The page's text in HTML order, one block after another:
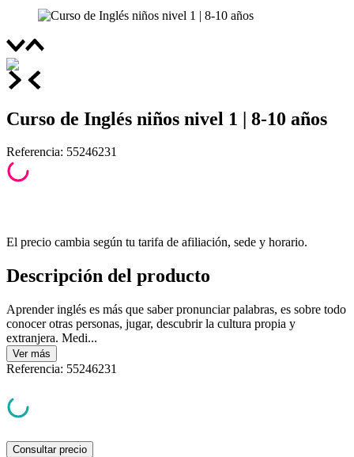
Curso de Inglés niños nivel 1 | 8-10 años
Referencia: 55246231
El precio cambia según tu tarifa de afiliación, sede y horario.
Descripción del producto
Aprender inglés es más que saber pronunciar palabras, es sobre todo
conocer otras personas, jugar, descubrir la cultura propia y
extranjera. Medi...
Ver más
Referencia: 55246231
Consultar precio